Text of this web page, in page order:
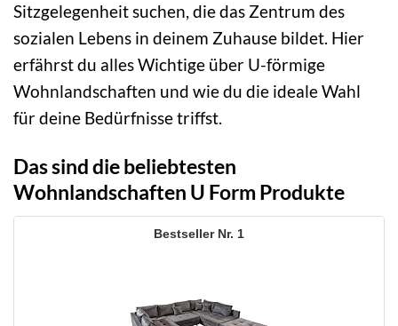
Sitzgelegenheit suchen, die das Zentrum des
sozialen Lebens in deinem Zuhause bildet. Hier
erfährst du alles Wichtige über U-förmige
Wohnlandschaften und wie du die ideale Wahl
für deine Bedürfnisse triffst.
Das sind die beliebtesten
Wohnlandschaften U Form Produkte
1